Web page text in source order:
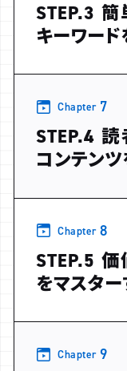
STEP.3
キーワー
Chapter 7
STEP.4
コンテン
Chapter 8
STEP.5
をマスター
Chapter 9